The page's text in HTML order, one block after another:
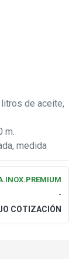
de aceite,
m.
medida
-
COTIZACIÓN